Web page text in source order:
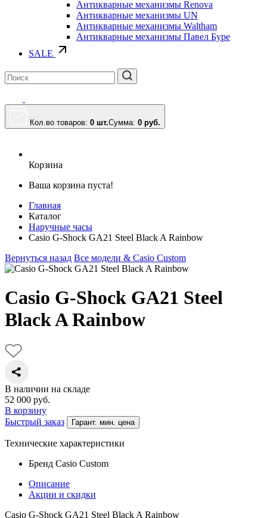
Антикварные механизмы Renova
Антикварные механизмы UN
Антикварные механизмы Waltham
Антикварные механизмы Павел Буре
SALE
Кол.во товаров: 0 шт.Сумма: 0 руб.
Корзина
Ваша корзина пуста!
Главная
Каталог
Наручные часы
Casio G-Shock GA21 Steel Black A Rainbow
Вернуться назад Все модели & Casio Custom
Casio G-Shock GA21 Steel
Black A Rainbow
В наличии на складе
52 000 руб.
В корзину
Быстрый заказ
Гарант. мин. цена
Технические характеристики
Бренд Casio Custom
Описание
Акции и скидки
Casio G-Shock GA21 Steel Black A Rainbow